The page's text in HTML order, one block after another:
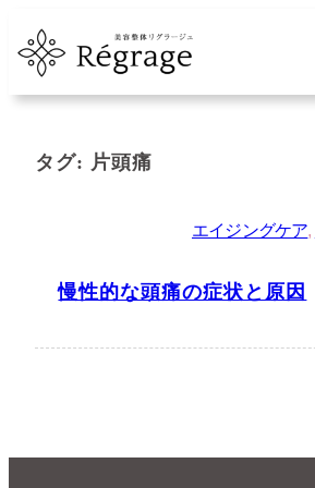
容
タグ: 片頭痛
エイジングケア,
慢性的な頭痛の症状と原因